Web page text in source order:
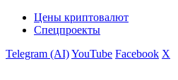
Цены криптовалют
Спецпроекты
Telegram (AI)YouTube Facebook X